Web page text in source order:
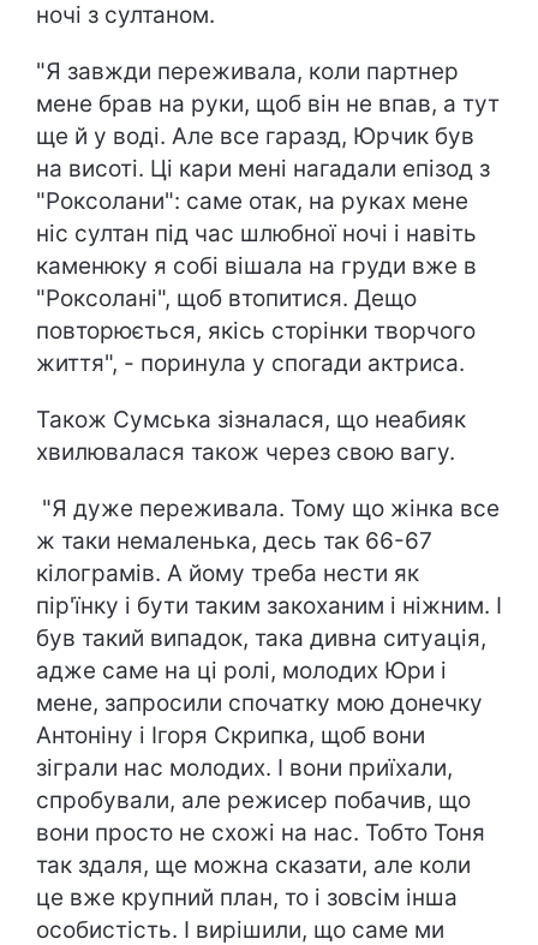
ночі з султаном.
"Я завжди переживала, коли партнер
мене брав на руки, щоб він не впав, а тут
ще й у воді. Але все гаразд, Юрчик був
на висоті. Ці кари мені нагадали епізод з
"Роксолани": саме отак, на руках мене
ніс султан під час шлюбної ночі і навіть
каменюку я собі вішала на груди вже в
"Роксолані", щоб втопитися. Дещо
повторюється, якісь сторінки творчого
життя", - поринула у спогади актриса.
Також Сумська зізналася, що неабияк
хвилювалася також через свою вагу.
"Я дуже переживала. Тому що жінка все
ж таки немаленька, десь так 66-67
кілограмів. А йому треба нести як
пір'їнку і бути таким закоханим і ніжним. І
був такий випадок, така дивна ситуація,
адже саме на ці ролі, молодих Юри і
мене, запросили спочатку мою донечку
Антоніну і Ігоря Скрипка, щоб вони
зіграли нас молодих. І вони приїхали,
спробували, але режисер побачив, що
вони просто не схожі на нас. Тобто Тоня
так здаля, ще можна сказати, але коли
це вже крупний план, то і зовсім інша
особистість. І вирішили, що саме ми